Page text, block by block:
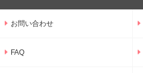
お問い合わせ
FAQ